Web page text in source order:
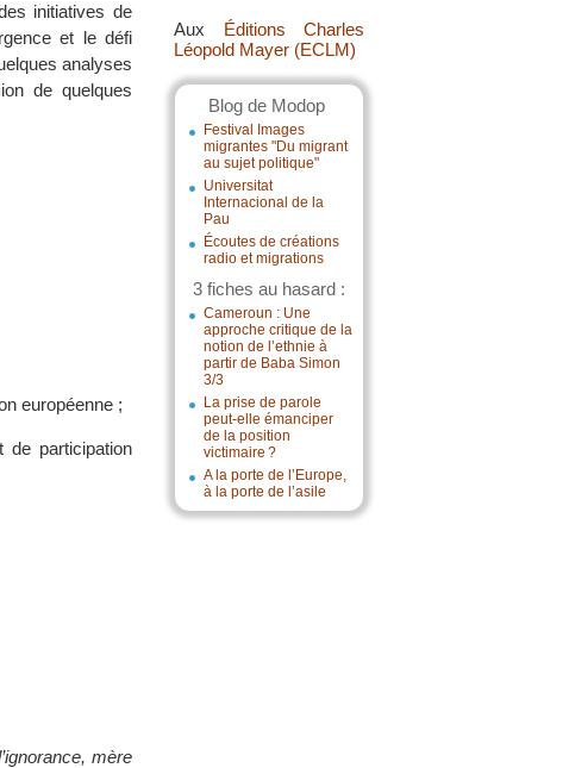
Aux Éditions Charles
Léopold Mayer (ECLM)
Blog de Modop
Festival Images
migrantes "Du migrant
au sujet politique"
Universitat
Internacional de la
Pau
Écoutes de créations
radio et migrations
3 fiches au hasard :
Cameroun : Une
approche critique de la
notion de l’ethnie à
partir de Baba Simon
3/3
La prise de parole
peut-elle émanciper
de la position
victimaire ?
A la porte de l’Europe,
à la porte de l’asile
initiatives de
et le défi
analyses
de quelques
européenne ;
participation
mère